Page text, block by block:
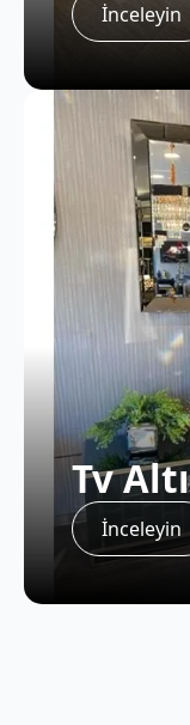
İnceleyin
Tv Altı
İnceleyin